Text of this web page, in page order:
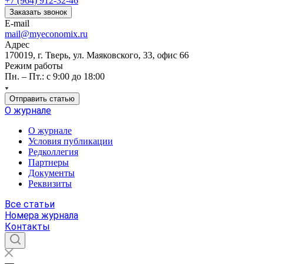
Заказать звонок
E-mail
mail@myeconomix.ru
Адрес
170019, г. Тверь, ул. Маяковского, 33, офис 66
Режим работы
Пн. – Пт.: с 9:00 до 18:00
Отправить статью
О журнале
О журнале
Условия публикации
Редколлегия
Партнеры
Документы
Реквизиты
Все статьи
Номера журнала
Контакты